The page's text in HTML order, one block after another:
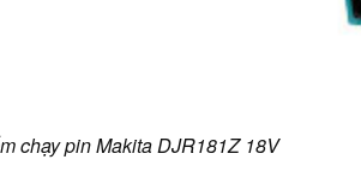
chạy pin Makita DJR181Z 18V